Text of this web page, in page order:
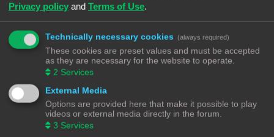
canbus (Ebb42/U2C) opgelost probleem
Geplaatst inKlipper
Forum onderhoud afgerond 08/09/24
phppbb update 3.3.13
Laatste bericht door Ch3vr0n «08/09/24, 13:06
Geplaatst in Forum Feedback
Laatste bericht doorJansC
Geplaatst in
Moeilijk filament (qua bed adhesie)
Laatste bericht door
Privacy policy and Terms of Use.
Technically necessary cookies (always required)
These cookies are preset values and must be accepted
as they are necessary for the website to operate.
2 Services
External Media
Options are provided here that make it possible to play
videos or external media directly in the forum.
3 Services